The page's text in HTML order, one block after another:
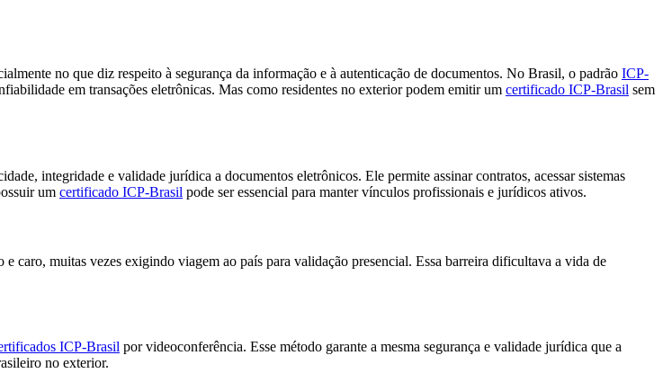
no que diz respeito à segurança da informação e à autenticação de documentos. No Brasil, o padrão ICP-
em transações eletrônicas. Mas como residentes no exterior podem emitir um certificado ICP-Brasil sem
integridade e validade jurídica a documentos eletrônicos. Ele permite assinar contratos, acessar sistemas
um certificado ICP-Brasil pode ser essencial para manter vínculos profissionais e jurídicos ativos.
caro, muitas vezes exigindo viagem ao país para validação presencial. Essa barreira dificultava a vida de
ICP-Brasil por videoconferência. Esse método garante a mesma segurança e validade jurídica que a
no exterior.